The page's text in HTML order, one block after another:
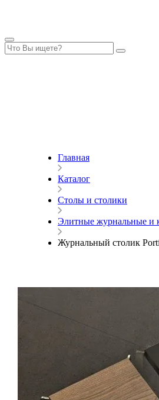
Главная
Каталог
Столы и столики
Элитные журнальные и
Журнальный столик